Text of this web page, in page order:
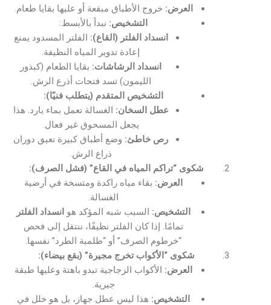
العرض: خروج الأطباق مبقعة أو عليها بقايا طعام.
التشخيص: نبدأ بالأبسط:
انسداد الفلتر (القاع): الفلتر المسدود يمنع
إعادة تدوير المياه النظيفة.
انسداد الرشاشات: بقايا الطعام (كبذور
الليمون) تسد فتحات أذرع الرش.
التشخيص المتقدم (يتطلب فنيًا):
عطل السخان: الغسالة تعمل بماء بارد. هذا
يجعل المسحوق غير فعال.
رص خاطئ: وضع أطباق كبيرة تعيق دوران
ذراع الرش.
شكوى “تراكم المياه في القاع” (فشل الصرف):
العرض: بقاء مياه راكدة ومتسخة في أرضية
الغسالة.
التشخيص: السبب شبه المؤكد هو انسداد الفلتر
تمامًا. إذا كان الفلتر نظيفًا، ننتقل إلى فحص
“خرطوم الصرف” أو “طلمبة الطرد” نفسها.
شكوى “الأكواب تخرج مجيرة” (بقع بيضاء):
العرض: الأكواب الزجاجية تبدو باهتة وعليها طبقة
جيرية.
التشخيص: هذا ليس عطل جهاز، بل هو خلل في